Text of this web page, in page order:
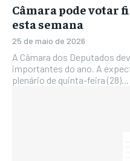
Câmara pode votar
esta semana
25 de maio de 2026
A Câmara dos Deputados
importantes do ano. A
plenário de quinta-feira (28)...